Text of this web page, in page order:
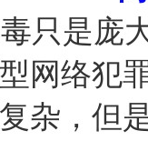
只是庞
网络犯
杂，但